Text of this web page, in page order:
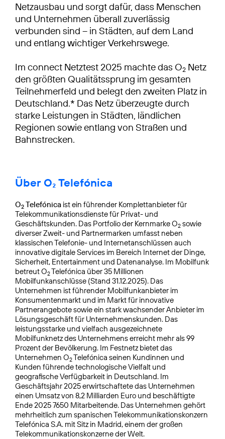
Netzausbau und sorgt dafür, dass Menschen
und Unternehmen überall zuverlässig
verbunden sind – in Städten, auf dem Land
und entlang wichtiger Verkehrswege.
Im connect Netztest 2025 machte das O2 Netz
den größten Qualitätssprung im gesamten
Teilnehmerfeld und belegt den zweiten Platz in
Deutschland.* Das Netz überzeugte durch
starke Leistungen in Städten, ländlichen
Regionen sowie entlang von Straßen und
Bahnstrecken.
Über O₂ Telefónica
O2 Telefónica ist ein führender Komplettanbieter für
Telekommunikationsdienste für Privat- und
Geschäftskunden. Das Portfolio der Kernmarke O2 sowie
diverser Zweit- und Partnermarken umfasst neben
klassischen Telefonie- und Internetanschlüssen auch
innovative digitale Services im Bereich Internet der Dinge,
Sicherheit, Entertainment und Datenanalyse. Im Mobilfunk
betreut O2Telefónica über 35 Millionen
Mobilfunkanschlüsse (Stand 31.12.2025). Das
Unternehmen ist führender Mobilfunkanbieter im
Konsumentenmarkt und im Markt für innovative
Partnerangebote sowie ein stark wachsender Anbieter im
Lösungsgeschäft für Unternehmenskunden. Das
leistungsstarke und vielfach ausgezeichnete
Mobilfunknetz des Unternehmens erreicht mehr als 99
Prozent der Bevölkerung. Im Festnetz bietet das
Unternehmen O2Telefónica seinen Kundinnen und
Kunden führende technologische Vielfalt und
geografische Verfügbarkeit in Deutschland. Im
Geschäftsjahr 2025 erwirtschaftete das Unternehmen
einen Umsatz von 8,2 Milliarden Euro und beschäftigte
Ende 2025 7650 Mitarbeitende. Das Unternehmen gehört
mehrheitlich zum spanischen Telekommuni­kationskonzern
Telefónica S.A. mit Sitz in Madrid, einem der großen
Telekommunikationskonzerne der Welt.